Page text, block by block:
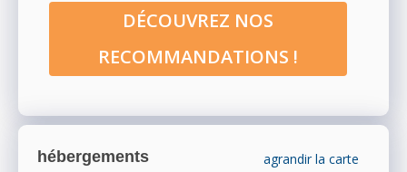
DÉCOUVREZ NOS
RECOMMANDATIONS !
hébergements
agrandir la carte